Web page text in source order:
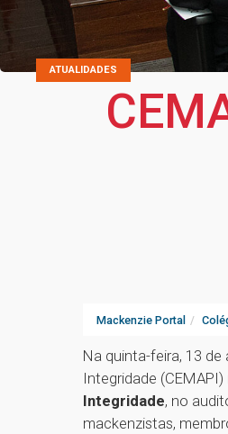
ATUALIDADES
Mackenzie Portal
Na quinta-feira, 13
Integridade
Integridade, no
mackenzistas,